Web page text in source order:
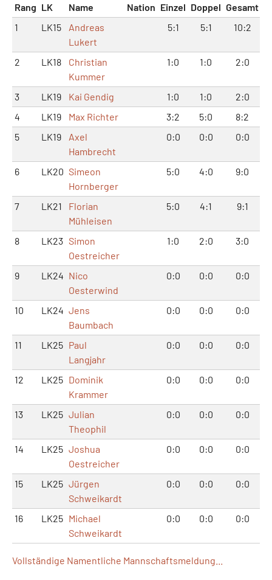
Rang LK Name Nation Einzel Doppel Gesamt
1
LK15
Andreas
Lukert
5:1 5:1 10:2
2 LK18
Christian
Kummer
1:0 1:0 2:0
3 LK19 Kai Gendig 1:0 1:0
2:0
4
LK19 Max Richter 3:2 5:0
8:2
5
LK19
Axel
Hambrecht
0:0 0:0 0:0
6 LK20 Simeon
Hornberger
5:0 4:0 9:0
7 LK21
Florian
Mühleisen
5:0 4:1 9:1
8 LK23 Simon
Oestreicher
1:0 2:0 3:0
9 LK24 Nico
Oesterwind
0:0 0:0 0:0
10 LK24 Jens
Baumbach
0:0 0:0 0:0
11 LK25 Paul
Langjahr
0:0 0:0 0:0
12 LK25 Dominik
Krammer
0:0 0:0 0:0
13 LK25 Julian
Theophil
0:0 0:0 0:0
14 LK25 Joshua
Oestreicher
0:0 0:0 0:0
15 LK25 Jürgen
Schweikardt
0:0 0:0 0:0
16 LK25 Michael
Schweikardt
0:0 0:0 0:0
Vollständige Namentliche Mannschaftsmeldung...